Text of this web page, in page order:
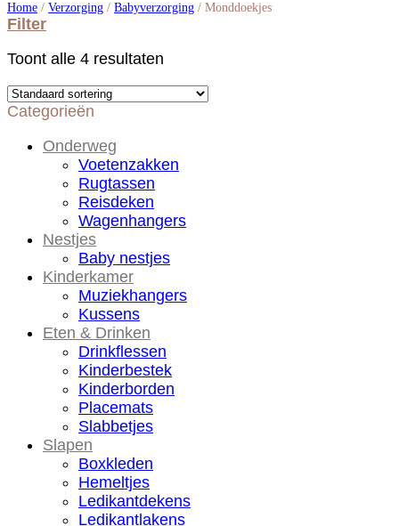
Home / Verzorging / Babyverzorging / Monddoekjes
Filter
Toont alle 4 resultaten
Categorieën
Onderweg
Voetenzakken
Rugtassen
Reisdeken
Wagenhangers
Nestjes
Baby nestjes
Kinderkamer
Muziekhangers
Kussens
Eten & Drinken
Drinkflessen
Kinderbestek
Kinderborden
Placemats
Slabbetjes
Slapen
Boxkleden
Hemeltjes
Ledikantdekens
Ledikantlakens